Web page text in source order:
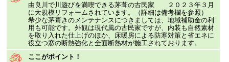
由良川で川遊びを満喫できる茅葺の古民家 ２０２３年３月
に大規模リフォームされています。（詳細は備考欄を参照）
希少な茅葺きのメンテナンスにつきましては、地域補助金の利
用も可能です。外観は現代風の古民家ですが、内装も自然素材
を取り入れた仕上げのほか、床暖房による防寒対策と省エネに
役立つ窓の断熱強化と全面断熱材が施工されております。
ここがポイント！